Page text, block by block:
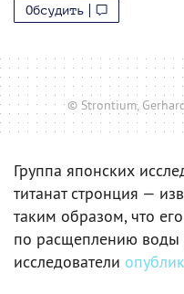
Обсудить
© Strontium,
Группа японских
титанат стронция —
таким образом, что
по расщеплению воды
исследователи